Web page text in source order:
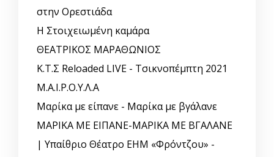
στην Ορεστιάδα
Η Στοιχειωμένη καμάρα
ΘΕΑΤΡΙΚΟΣ ΜΑΡΑΘΩΝΙΟΣ
Κ.Τ.Σ Reloaded LIVE - Τσικνοπέμπτη 2021
Μ.Α.Ι.Ρ.Ο.Υ.Λ.Α
Μαρίκα με είπανε - Μαρίκα με βγάλανε
ΜΑΡΙΚΑ ΜΕ ΕΙΠΑΝΕ-ΜΑΡΙΚΑ ΜΕ ΒΓΑΛΑΝΕ
| Υπαίθριο Θέατρο ΕΗΜ «Φρόντζου» -